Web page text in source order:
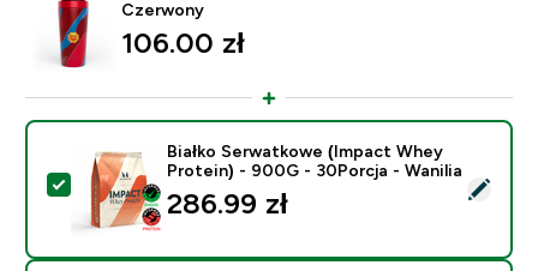
Czerwony
106.00 zł‎
Wybierz ten produkt - Białko Serwatkowe (Impact
Białko Serwatkowe (Impact Whey
Protein) - 900G - 30Porcja - Wanilia
286.99 zł‎